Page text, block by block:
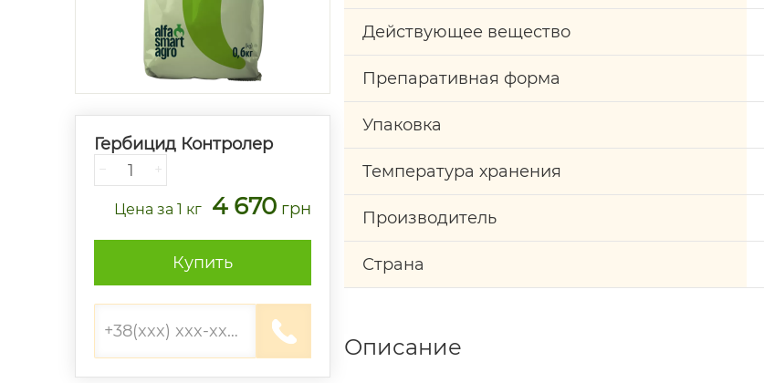
Гербицид Контролер
− +
Цена за 1 кг 4 670 грн
Купить
Действующее вещество
Препаративная форма
Упаковка
Температура хранения
Производитель
Страна
Описание